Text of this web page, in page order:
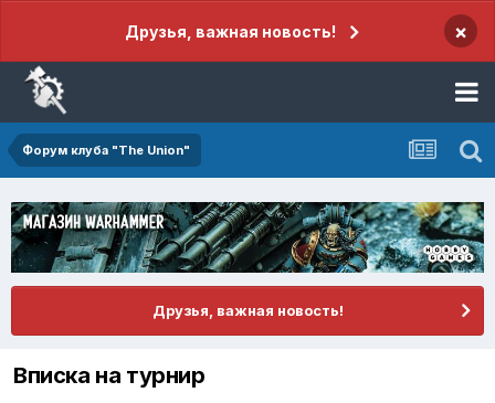
Друзья, важная новость! ×
Форум клуба "The Union"
Друзья, важная новость!
Вписка на турнир